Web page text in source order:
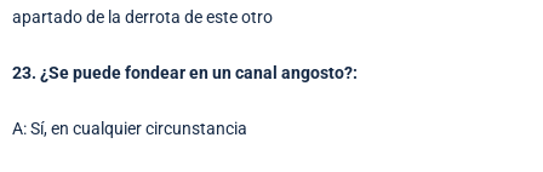
apartado de la derrota de este otro
23. ¿Se puede fondear en un canal angosto?:
A: Sí, en cualquier circunstancia